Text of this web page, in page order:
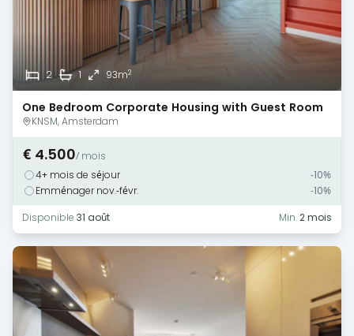
2 1 93m2
One Bedroom Corporate Housing with Guest Room
— Amsterdam
KNSM, Amsterdam
€ 4.500/ mois
4+ mois de séjour
-10%
Emménager nov.-févr.
-10%
Disponible 31 août Min.2 mois